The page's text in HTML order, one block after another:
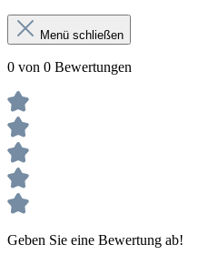
Menü schließen
0 von 0 Bewertungen
Geben Sie eine Bewertung ab!